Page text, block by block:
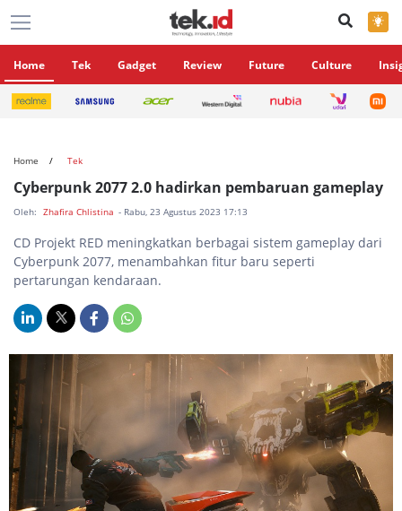
×
Home Tek Gadget Review Future Culture
Home Tek
Cyberpunk 2077 2.0 hadirkan pembaruan gameplay
Oleh: Zhafira Chlistina - Rabu, 23 Agustus 2023 17:13
CD Projekt RED meningkatkan berbagai sistem gameplay dari
Cyberpunk 2077, menambahkan fitur baru seperti
pertarungan kendaraan.